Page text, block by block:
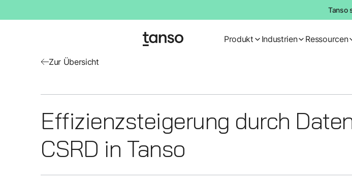
Tanso
Produkt Industrien Ressourcen
Zur Übersicht
Effizienzsteigerung durch
CSRD in Tanso